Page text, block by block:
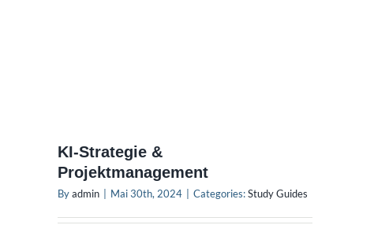
KI-Strategie &
Projektmanagement
Byadmin Mai 30th, 2024 Categories:Study Guides